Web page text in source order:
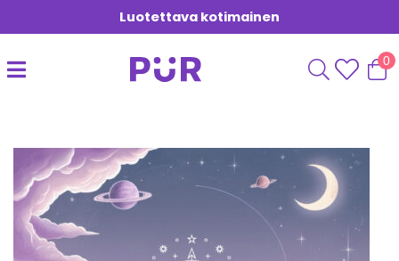
Luotettava kotimainen
0